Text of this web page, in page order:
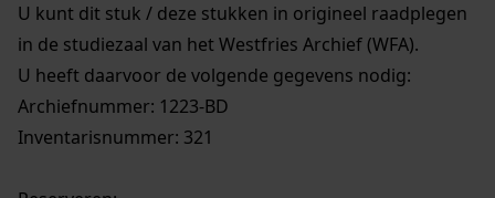
U kunt dit stuk / deze stukken in origineel raadplegen
in de studiezaal van het Westfries Archief (WFA).
U heeft daarvoor de volgende gegevens nodig:
Archiefnummer: 1223-BD
Inventarisnummer: 321